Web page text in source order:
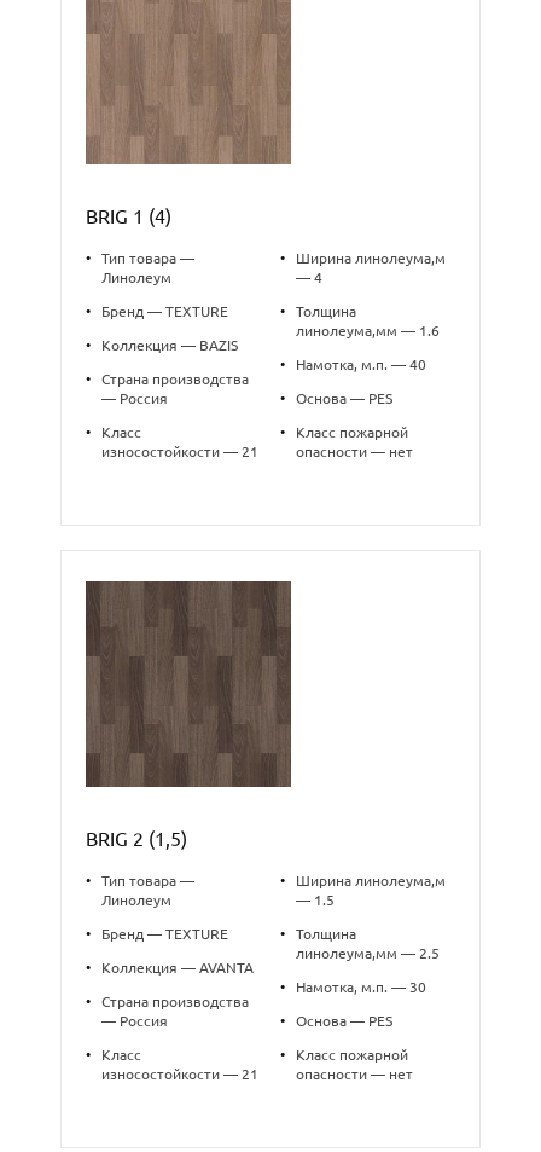
BRIG 1 (4)
•
Тип товара —
Линолеум
• Бренд — TEXTURE
• Коллекция — BAZIS
•
Страна производства
— Россия
•
Класс
износостойкости — 21
•
Ширина линолеума,м
— 4
•
Толщина
линолеума,мм — 1.6
• Намотка, м.п. — 40
• Основа — PES
•
Класс пожарной
опасности — нет
BRIG 2 (1,5)
•
Тип товара —
Линолеум
• Бренд — TEXTURE
• Коллекция — AVANTA
•
Страна производства
— Россия
•
Класс
износостойкости — 21
•
Ширина линолеума,м
— 1.5
•
Толщина
линолеума,мм — 2.5
• Намотка, м.п. — 30
• Основа — PES
•
Класс пожарной
опасности — нет